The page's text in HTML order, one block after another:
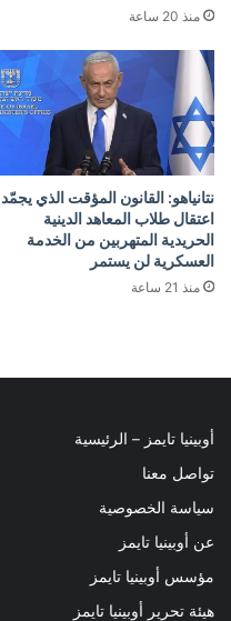
منذ 20 ساعة
نتانياهو: القانون المؤقت الذي يجمّد
اعتقال طلاب المعاهد الدينية
الحريدية المتهربين من الخدمة
العسكرية لن يستمر
منذ 21 ساعة
أوبينيا تايمز – الرئيسية
تواصل معنا
سياسة الخصوصية
عن أوبينيا تايمز
مؤسس أوبينيا تايمز
هيئة تحرير أوبينيا تايمز